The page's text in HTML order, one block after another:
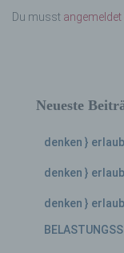
Du musst angemeldet
Neueste
denken }
denken }
denken }